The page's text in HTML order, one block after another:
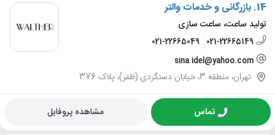
14. بازرگانی و خدمات والتر
تولید ساعت، ساعت سازی
021-22665149
021-22665049
sina.idel@yahoo.com
تهران، منطقه 3، خیابان دستگردی (ظفر)، پلاک 376
تماس مشاهده پروفایل